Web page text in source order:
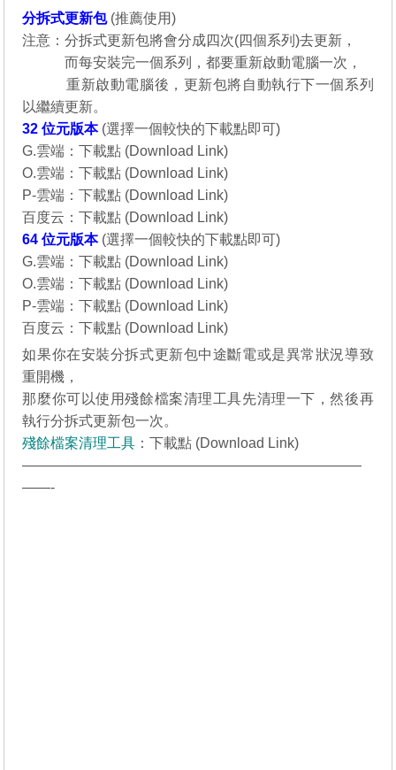
分拆式更新包(推薦使用)
注意：分拆式更新包將會分成四次(四個系列)去更新，
說明：而每安裝完一個系列，都要重新啟動電腦一次，
說明：重新啟動電腦後，更新包將自動執行下一個系列
以繼續更新。
32 位元版本(選擇一個較快的下載點即可)
G.雲端：下載點 (Download Link)
O.雲端：下載點 (Download Link)
P-雲端：下載點 (Download Link)
百度云：下載點 (Download Link)
64 位元版本(選擇一個較快的下載點即可)
G.雲端：下載點 (Download Link)
O.雲端：下載點 (Download Link)
P-雲端：下載點 (Download Link)
百度云：下載點 (Download Link)
如果你在安裝分拆式更新包中途斷電或是異常狀況導致
重開機，
那麼你可以使用殘餘檔案清理工具先清理一下，然後再
執行分拆式更新包一次。
殘餘檔案清理工具 ：下載點 (Download Link)
————————————————————————
——-